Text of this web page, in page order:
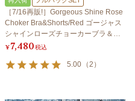
［7/16再販!］Gorgeous Shine Rose
Choker Bra&Shorts/Red ゴージャス
シャインローズチョーカーブラ＆シ
ョーツ/レッド
¥7,480税込
5.00 （2 ）